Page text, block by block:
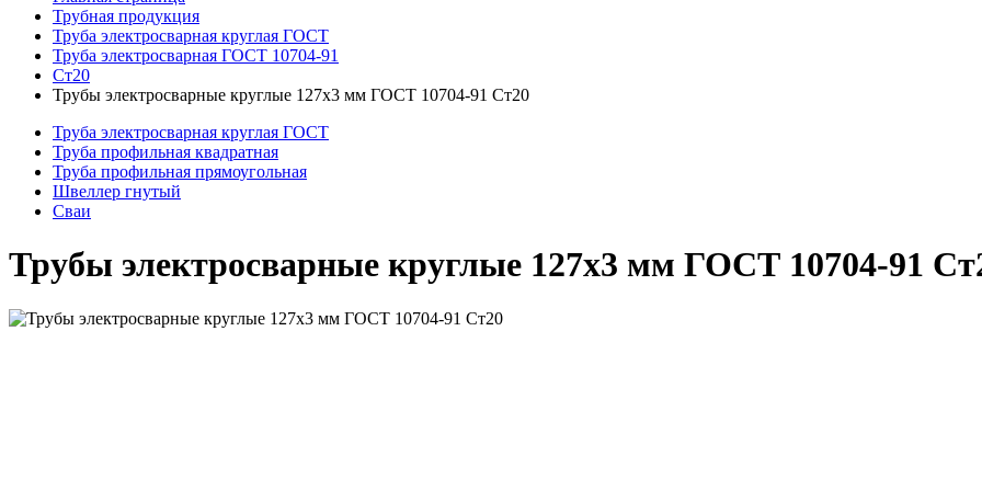
Трубная продукция
Труба электросварная круглая ГОСТ
Труба электросварная ГОСТ 10704-91
Ст20
Трубы электросварные круглые 127x3 мм ГОСТ 10704-91 Ст20
Труба электросварная круглая ГОСТ
Труба профильная квадратная
Труба профильная прямоугольная
Швеллер гнутый
Сваи
Трубы электросварные круглые 127x3 мм ГОСТ 10704-91